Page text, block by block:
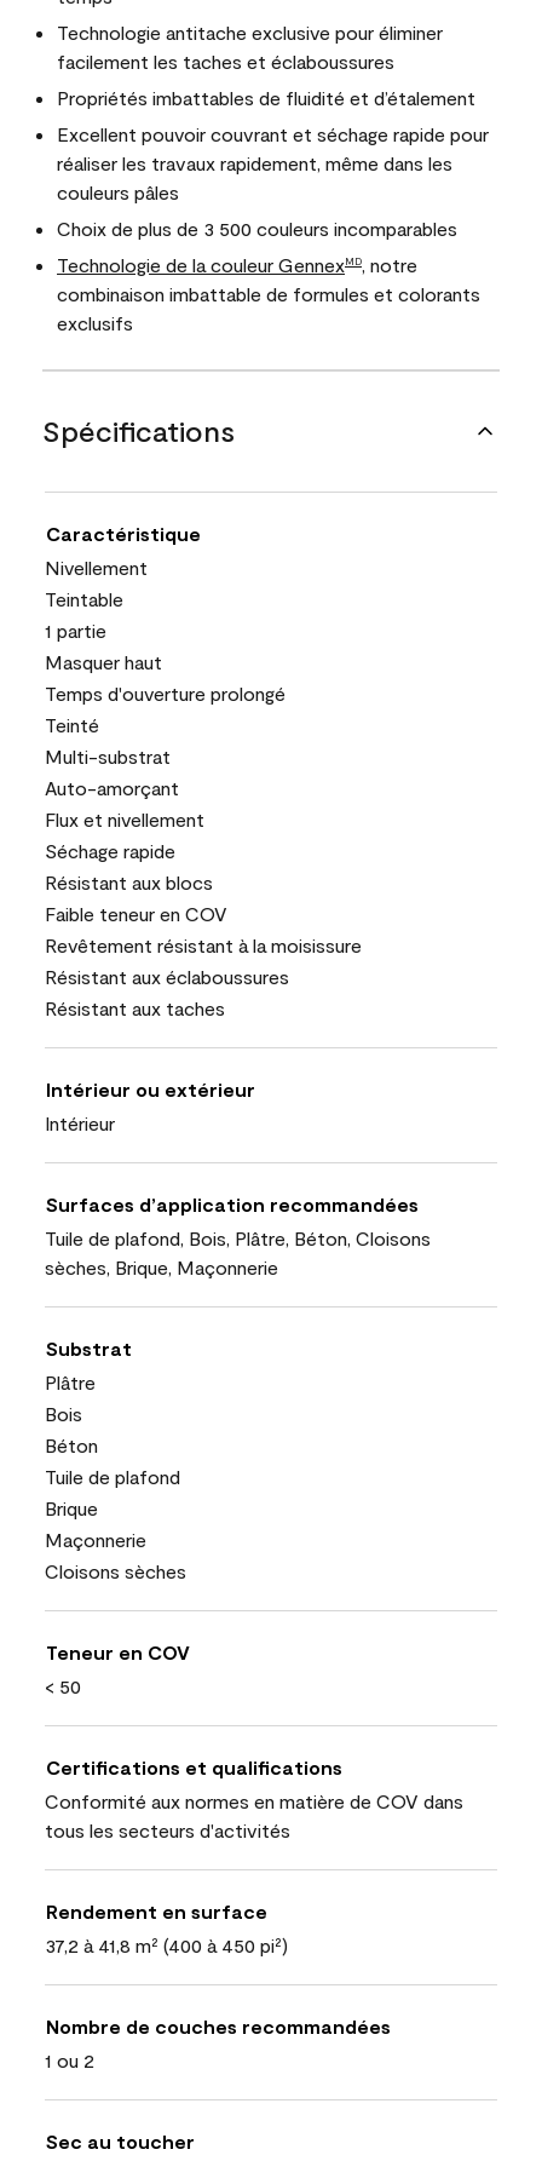
Technologie antitache exclusive pour éliminer
facilement les taches et éclaboussures
Propriétés imbattables de fluidité et d’étalement
Excellent pouvoir couvrant et séchage rapide pour
réaliser les travaux rapidement, même dans les
couleurs pâles
Choix de plus de 3 500 couleurs incomparables
Technologie de la couleur GennexMD
, notre
combinaison imbattable de formules et colorants
exclusifs
Spécifications
Caractéristique
Nivellement
Teintable
1 partie
Masquer haut
Temps d'ouverture prolongé
Teinté
Multi-substrat
Auto-amorçant
Flux et nivellement
Séchage rapide
Résistant aux blocs
Faible teneur en COV
Revêtement résistant à la moisissure
Résistant aux éclaboussures
Résistant aux taches
Intérieur ou extérieur
Intérieur
Surfaces d’application recommandées
Tuile de plafond, Bois, Plâtre, Béton, Cloisons
sèches, Brique, Maçonnerie
Substrat
Plâtre
Bois
Béton
Tuile de plafond
Brique
Maçonnerie
Cloisons sèches
Teneur en COV
< 50
Certifications et qualifications
Conformité aux normes en matière de COV dans
tous les secteurs d'activités
Rendement en surface
37,2 à 41,8 m² (400 à 450 pi²)
Nombre de couches recommandées
1 ou 2
Sec au toucher